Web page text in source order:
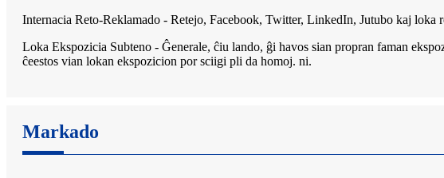
Internacia Reto-Reklamado - Retejo, Facebook, Twitter, LinkedIn, Jutubo kaj loka
Loka Ekspozicia Subteno - Ĝenerale, ĉiu lando, ĝi havos sian propran faman
ĉeestos vian lokan ekspozicion por sciigi pli da homoj. ni.
Markado